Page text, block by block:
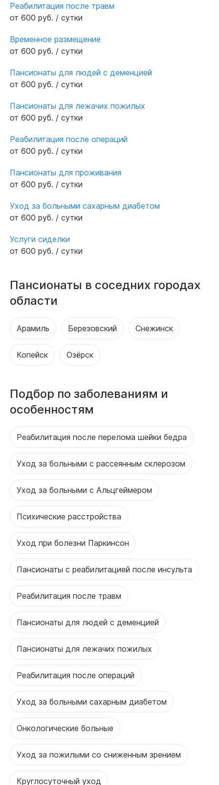
Реабилитация после травм
от 600 руб. / сутки
Временное размещение
от 600 руб. / сутки
Пансионаты для людей с деменцией
от 600 руб. / сутки
Пансионаты для лежачих пожилых
от 600 руб. / сутки
Реабилитация после операций
от 600 руб. / сутки
Пансионаты для проживания
от 600 руб. / сутки
Уход за больными сахарным диабетом
от 600 руб. / сутки
Услуги сиделки
от 600 руб. / сутки
Пансионаты в соседних городах
области
Арамиль Березовский Снежинск
Копейск Озёрск
Подбор по заболеваниям и
особенностям
Реабилитация после перелома шейки бедра
Уход за больными с рассеянным склерозом
Уход за больными с Альцгеймером
Психические расстройства
Уход при болезни Паркинсон
Пансионаты с реабилитацией после инсульта
Реабилитация после травм
Пансионаты для людей с деменцией
Пансионаты для лежачих пожилых
Реабилитация после операций
Уход за больными сахарным диабетом
Онкологические больные
Уход за пожилыми со сниженным зрением
Круглосуточный уход